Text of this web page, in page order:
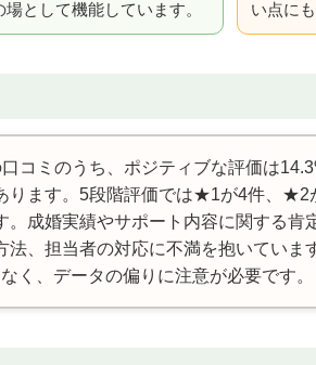
として機能しています。
い点に
コミのうち、ポジティブな評価は
ります。5段階評価では★1が4件、
。成婚実績やサポート内容に関する肯
法、担当者の対応に不満を抱いていま
く、データの偏りに注意が必要です。